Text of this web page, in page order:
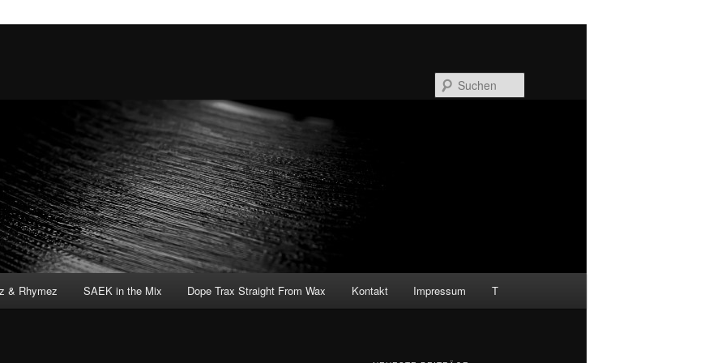
& Rhymez SAEK in the Mix Dope Trax Straight From Wax Kontakt Impressum T